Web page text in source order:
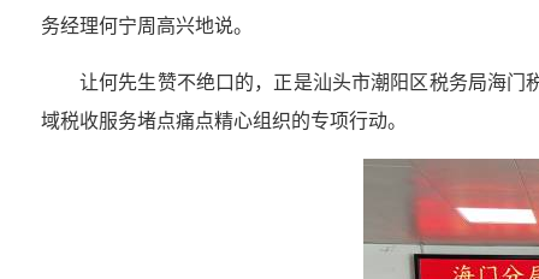
务经理何宁周高兴地说。
让何先生赞不绝口的，正是汕头市潮阳区税务局海门
域税收服务堵点痛点精心组织的专项行动。